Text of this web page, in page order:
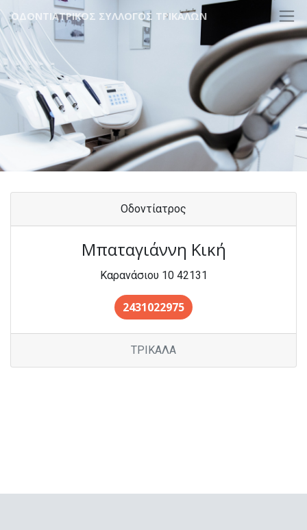
ΟΔΟΝΤΙΑΤΡΙΚΟΣ ΣΥΛΛΟΓΟΣ ΤΡΙΚΑΛΩΝ
Οδοντίατρος
Μπαταγιάννη Κική
Καρανάσιου 10 42131
2431022975
ΤΡΙΚΑΛΑ